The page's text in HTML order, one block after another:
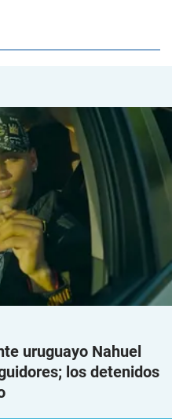
uruguayo Nahuel
los detenidos